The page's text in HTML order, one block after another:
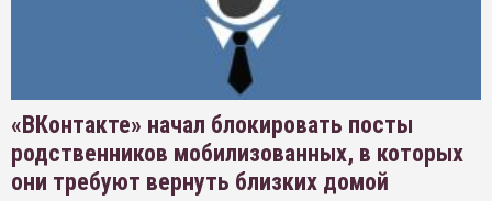
«ВКонтакте» начал блокировать посты
родственников мобилизованных, в которых
они требуют вернуть близких домой